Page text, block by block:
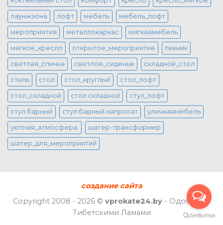
лаунжзона лофт мебель мебель_лофт
мероприятия металлокаркас мягкаямебель
мягкое_кресло открытое_мероприятие пикник
светлая_спинка светлое_сиденье складной_стол
стиль стол стол_круглый стол_лофт
стол_складной стол складной стул_лофт
стул барный стул барный напрокат уличнаямебель
уютная_атмосфера. шатер-трансформер
шатер_для_мероприятий
создание сайта
Copyright 2008 - 2026 © vprokate24.by- Одобрено
Тибетскими Ламами